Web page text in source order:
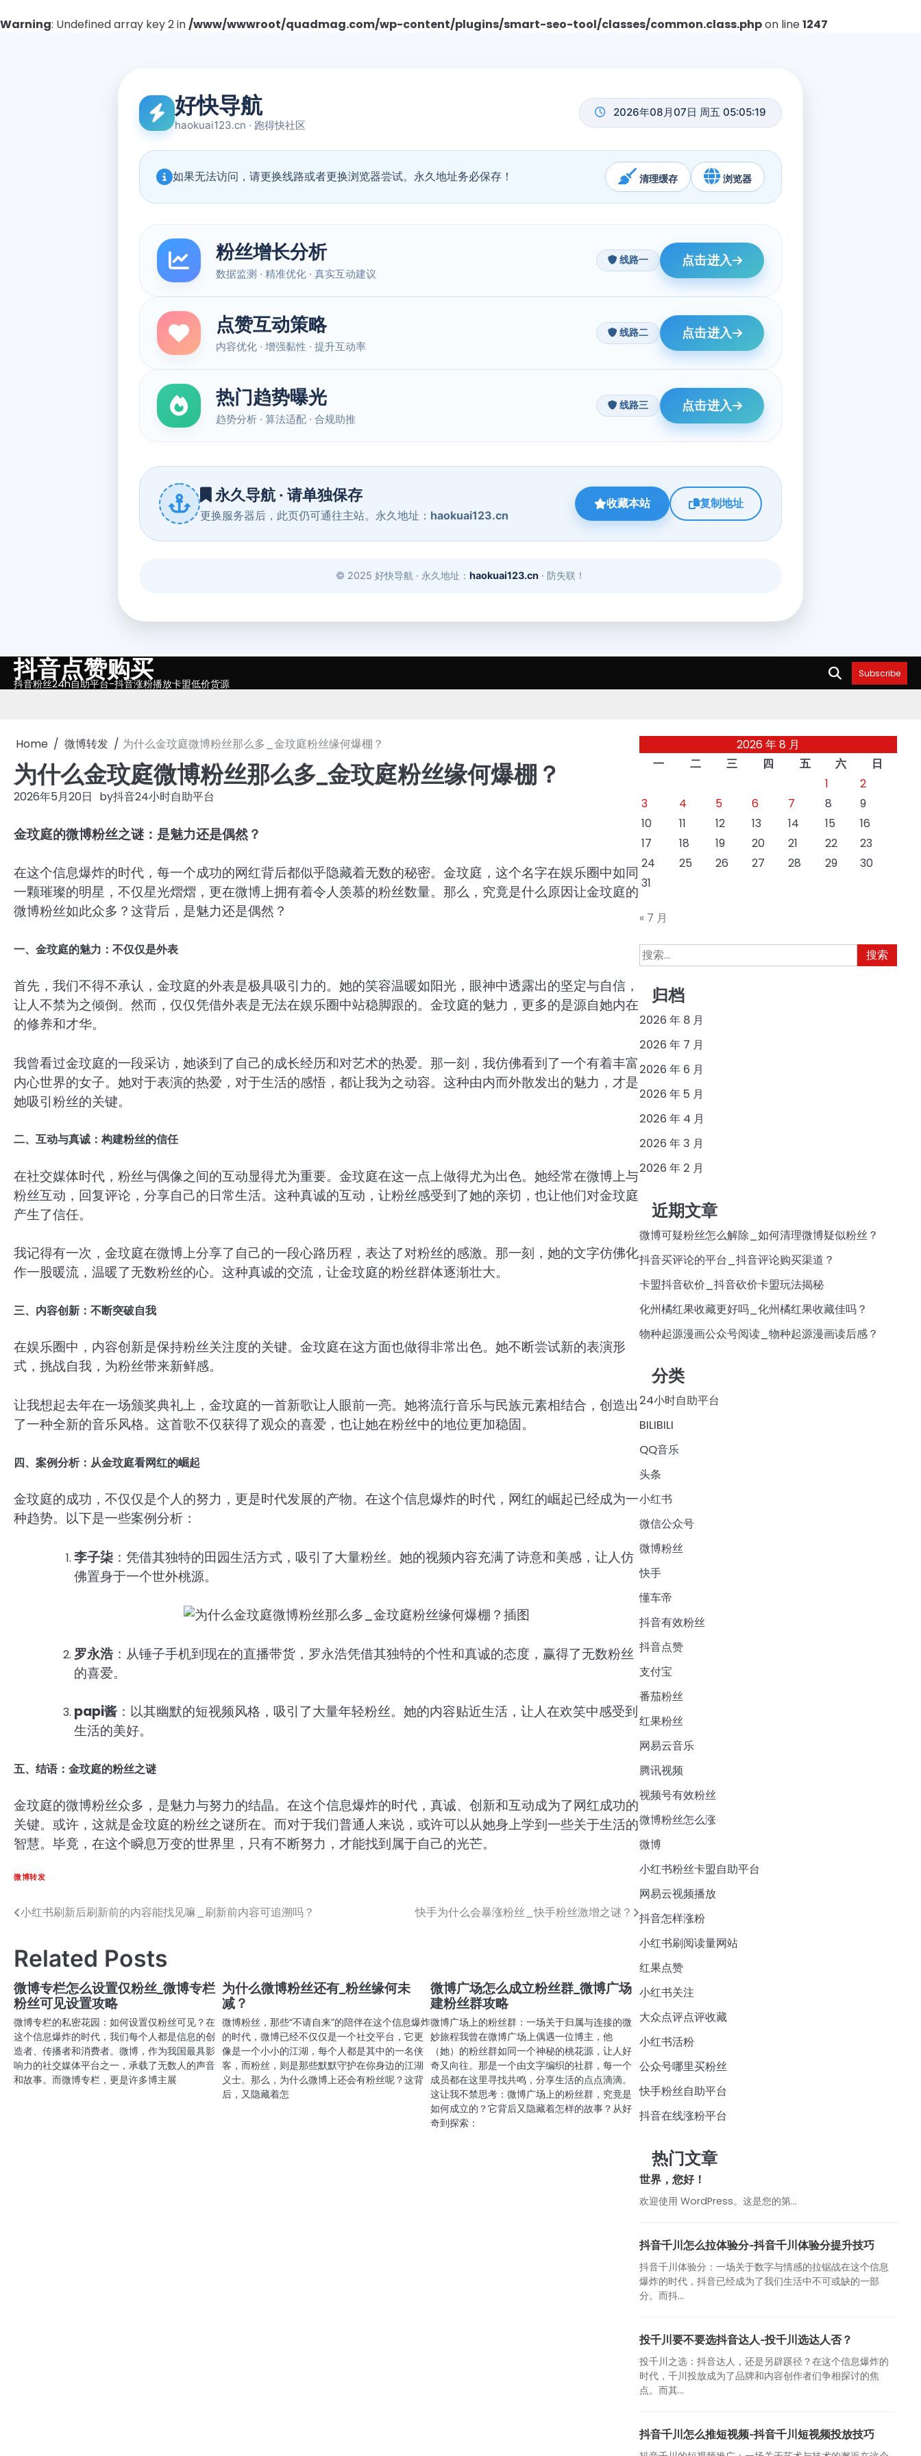
Warning: Undefined array key 2 in/www/wwwroot/quadmag.com/wp-content/plugins/smart-seo-tool/classes/common.class.phpon line1247
Skip抖音点赞购买
抖音粉丝24h自助平台-抖音涨粉播放卡盟低价货源
Subscribe
Home 微博转发 为什么金玟庭微博粉丝那么多_金玟庭粉丝缘何爆棚？
为什么金玟庭微博粉丝那么多_金玟庭粉丝缘何爆棚？
2026年5月20日 by抖音24小时自助平台
金玟庭的微博粉丝之谜：是魅力还是偶然？
在这个信息爆炸的时代，每一个成功的网红背后都似乎隐藏着无数的秘密。金玟庭，这个名字在娱乐圈中如同
一颗璀璨的明星，不仅星光熠熠，更在微博上拥有着令人羡慕的粉丝数量。那么，究竟是什么原因让金玟庭的
微博粉丝如此众多？这背后，是魅力还是偶然？
一、金玟庭的魅力：不仅仅是外表
首先，我们不得不承认，金玟庭的外表是极具吸引力的。她的笑容温暖如阳光，眼神中透露出的坚定与自信，
让人不禁为之倾倒。然而，仅仅凭借外表是无法在娱乐圈中站稳脚跟的。金玟庭的魅力，更多的是源自她内在
的修养和才华。
我曾看过金玟庭的一段采访，她谈到了自己的成长经历和对艺术的热爱。那一刻，我仿佛看到了一个有着丰富
内心世界的女子。她对于表演的热爱，对于生活的感悟，都让我为之动容。这种由内而外散发出的魅力，才是
她吸引粉丝的关键。
二、互动与真诚：构建粉丝的信任
在社交媒体时代，粉丝与偶像之间的互动显得尤为重要。金玟庭在这一点上做得尤为出色。她经常在微博上与
粉丝互动，回复评论，分享自己的日常生活。这种真诚的互动，让粉丝感受到了她的亲切，也让他们对金玟庭
产生了信任。
我记得有一次，金玟庭在微博上分享了自己的一段心路历程，表达了对粉丝的感激。那一刻，她的文字仿佛化
作一股暖流，温暖了无数粉丝的心。这种真诚的交流，让金玟庭的粉丝群体逐渐壮大。
三、内容创新：不断突破自我
在娱乐圈中，内容创新是保持粉丝关注度的关键。金玟庭在这方面也做得非常出色。她不断尝试新的表演形
式，挑战自我，为粉丝带来新鲜感。
让我想起去年在一场颁奖典礼上，金玟庭的一首新歌让人眼前一亮。她将流行音乐与民族元素相结合，创造出
了一种全新的音乐风格。这首歌不仅获得了观众的喜爱，也让她在粉丝中的地位更加稳固。
四、案例分析：从金玟庭看网红的崛起
金玟庭的成功，不仅仅是个人的努力，更是时代发展的产物。在这个信息爆炸的时代，网红的崛起已经成为一
种趋势。以下是一些案例分析：
李子柒 ：凭借其独特的田园生活方式，吸引了大量粉丝。她的视频内容充满了诗意和美感，让人仿
佛置身于一个世外桃源。
罗永浩：从锤子手机到现在的直播带货，罗永浩凭借其独特的个性和真诚的态度，赢得了无数粉丝
的喜爱。
papi酱 ：以其幽默的短视频风格，吸引了大量年轻粉丝。她的内容贴近生活，让人在欢笑中感受到
生活的美好。
五、结语：金玟庭的粉丝之谜
金玟庭的微博粉丝众多，是魅力与努力的结晶。在这个信息爆炸的时代，真诚、创新和互动成为了网红成功的
关键。或许，这就是金玟庭的粉丝之谜所在。而对于我们普通人来说，或许可以从她身上学到一些关于生活的
智慧。毕竟，在这个瞬息万变的世界里，只有不断努力，才能找到属于自己的光芒。
微博转发
文
导
航
小红书刷新后刷新前的内容能找见嘛_刷新前内容可追溯吗？ 快手为什么会暴涨粉丝_快手粉丝激增之谜？
Related Posts
微博专栏怎么设置仅粉丝_微博专栏
粉丝可见设置攻略
微博专栏的私密花园：如何设置仅粉丝可见？在
这个信息爆炸的时代，我们每个人都是信息的创
造者、传播者和消费者。微博，作为我国最具影
响力的社交媒体平台之一，承载了无数人的声音
和故事。而微博专栏，更是许多博主展
为什么微博粉丝还有_粉丝缘何未
减？
微博粉丝，那些“不请自来”的陪伴在这个信息爆炸
的时代，微博已经不仅仅是一个社交平台，它更
像是一个小小的江湖，每个人都是其中的一名侠
客，而粉丝，则是那些默默守护在你身边的江湖
义士。那么，为什么微博上还会有粉丝呢？这背
后，又隐藏着怎
微博广场怎么成立粉丝群_微博广场
建粉丝群攻略
微博广场上的粉丝群：一场关于归属与连接的微
妙旅程我曾在微博广场上偶遇一位博主，他
（她）的粉丝群如同一个神秘的桃花源，让人好
奇又向往。那是一个由文字编织的社群，每一个
成员都在这里寻找共鸣，分享生活的点点滴滴。
这让我不禁思考：微博广场上的粉丝群，究竟是
如何成立的？它背后又隐藏着怎样的故事？从好
奇到探索：
2026 年 8 月
一
二 三 四 五 六
日
1
2
3
4 5 6 7 8
9
10
11 12 13 14 15
16
17
18 19 20 21 22
23
24
25 26 27 28 29
30
31
« 7 月
搜
索：
归档
2026 年 8 月
2026 年 7 月
2026 年 6 月
2026 年 5 月
2026 年 4 月
2026 年 3 月
2026 年 2 月
近期文章
微博可疑粉丝怎么解除_如何清理微博疑似粉丝？
抖音买评论的平台_抖音评论购买渠道？
卡盟抖音砍价_抖音砍价卡盟玩法揭秘
化州橘红果收藏更好吗_化州橘红果收藏佳吗？
物种起源漫画公众号阅读_物种起源漫画读后感？
分类
24小时自助平台
BILIBILI
QQ音乐
头条
小红书
微信公众号
微博粉丝
快手
懂车帝
抖音有效粉丝
抖音点赞
支付宝
番茄粉丝
红果粉丝
网易云音乐
腾讯视频
视频号有效粉丝
微博粉丝怎么涨
微博
小红书粉丝卡盟自助平台
网易云视频播放
抖音怎样涨粉
小红书刷阅读量网站
红果点赞
小红书关注
大众点评点评收藏
小红书活粉
公众号哪里买粉丝
快手粉丝自助平台
抖音在线涨粉平台
热门文章
世界，您好！
欢迎使用 WordPress。这是您的第…
抖音千川怎么拉体验分-抖音千川体验分提升技巧
抖音千川体验分：一场关于数字与情感的拉锯战在这个信息
爆炸的时代，抖音已经成为了我们生活中不可或缺的一部
分。而抖...
投千川要不要选抖音达人-投千川选达人否？
投千川之选：抖音达人，还是另辟蹊径？在这个信息爆炸的
时代，千川投放成为了品牌和内容创作者们争相探讨的焦
点。而其...
抖音千川怎么推短视频-抖音千川短视频投放技巧